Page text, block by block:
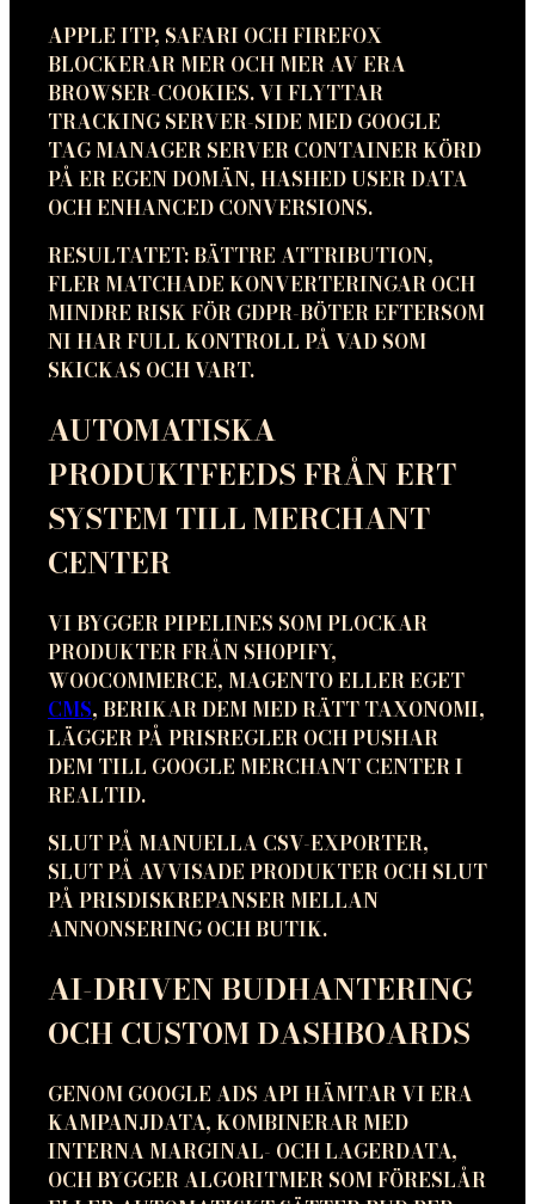
APPLE ITP, SAFARI OCH FIREFOX
BLOCKERAR MER OCH MER AV ERA
BROWSER-COOKIES. VI FLYTTAR
TRACKING SERVER-SIDE MED GOOGLE
TAG MANAGER SERVER CONTAINER KÖRD
PÅ ER EGEN DOMÄN, HASHED USER DATA
OCH ENHANCED CONVERSIONS.
RESULTATET: BÄTTRE ATTRIBUTION,
FLER MATCHADE KONVERTERINGAR OCH
MINDRE RISK FÖR GDPR-BÖTER EFTERSOM
NI HAR FULL KONTROLL PÅ VAD SOM
SKICKAS OCH VART.
AUTOMATISKA
PRODUKTFEEDS FRÅN ERT
SYSTEM TILL MERCHANT
CENTER
VI BYGGER PIPELINES SOM PLOCKAR
PRODUKTER FRÅN SHOPIFY,
WOOCOMMERCE, MAGENTO ELLER EGET
CMS, BERIKAR DEM MED RÄTT TAXONOMI,
LÄGGER PÅ PRISREGLER OCH PUSHAR
DEM TILL GOOGLE MERCHANT CENTER I
REALTID.
SLUT PÅ MANUELLA CSV-EXPORTER,
SLUT PÅ AVVISADE PRODUKTER OCH SLUT
PÅ PRISDISKREPANSER MELLAN
ANNONSERING OCH BUTIK.
AI-DRIVEN BUDHANTERING
OCH CUSTOM DASHBOARDS
GENOM GOOGLE ADS API HÄMTAR VI ERA
KAMPANJDATA, KOMBINERAR MED
INTERNA MARGINAL- OCH LAGERDATA,
OCH BYGGER ALGORITMER SOM FÖRESLÅR